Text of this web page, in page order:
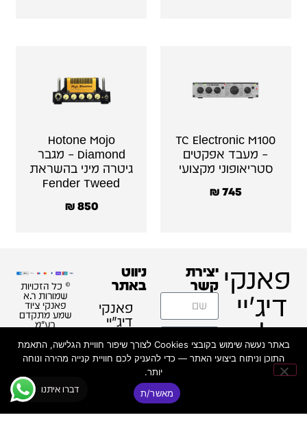
TC Electronic M100
– מעבד אפקטים
סטריאופוני מקצועי
₪745
Hotone Mojo
Diamond – מגבר
גיטרה מיני בהשראת
Fender Tweed
₪850
פאנקי
דיג'יי
|
FUNKY
DJ
טלפון:03-
יצירת
קשר
ניווט
באתר
פאנקי
דיג׳יי
ציוד DJ
ואולפן
© כל הזכויות
שמורות ר.א
פאנקי ציוד
שמע מתקדם
בע"מ
דברו איתנו
באתר נעשה שימוש בקובצי Cookies לצורך שיפור חוויית הגלישה, התאמת
התוכן וניתוח ביצועי האתר — כדי להעניק לכם חוויית קנייה מהירה ונוחה
יותר.
מאשר/ת